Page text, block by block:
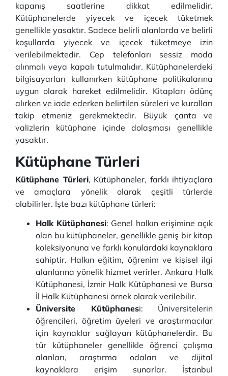
kapanış saatlerine dikkat edilmelidir.
Kütüphanelerde yiyecek ve içecek tüketmek
genellikle yasaktır. Sadece belirli alanlarda ve belirli
koşullarda yiyecek ve içecek tüketmeye izin
verilebilmektedir. Cep telefonları sessiz moda
alınmalı veya kapalı tutulmalıdır. Kütüphanelerdeki
bilgisayarları kullanırken kütüphane politikalarına
uygun olarak hareket edilmelidir. Kitapları ödünç
alırken ve iade ederken belirtilen süreleri ve kuralları
takip etmeniz gerekmektedir. Büyük çanta ve
valizlerin kütüphane içinde dolaşması genellikle
yasaktır.
Kütüphane Türleri
Kütüphane Türleri, Kütüphaneler, farklı ihtiyaçlara
ve amaçlara yönelik olarak çeşitli türlerde
olabilirler. İşte bazı kütüphane türleri:
Halk Kütüphanesi: Genel halkın erişimine açık
olan bu kütüphaneler, genellikle geniş bir kitap
koleksiyonuna ve farklı konulardaki kaynaklara
sahiptir. Halkın eğitim, öğrenim ve kişisel ilgi
alanlarına yönelik hizmet verirler. Ankara Halk
Kütüphanesi, İzmir Halk Kütüphanesi ve Bursa
İl Halk Kütüphanesi örnek olarak verilebilir.
Üniversite Kütüphanesi: Üniversitelerin
öğrencileri, öğretim üyeleri ve araştırmacılar
için kaynaklar sağlayan kütüphanelerdir. Bu
tür kütüphaneler genellikle öğrenci çalışma
alanları, araştırma odaları ve dijital
kaynaklara erişim sunarlar. İstanbul